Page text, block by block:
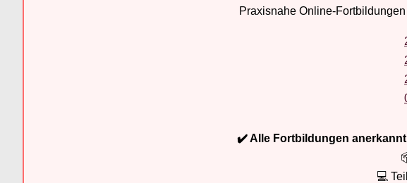
Praxisnahe Online-
✔️ Alle Fortbildungen
💻